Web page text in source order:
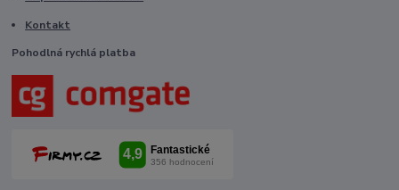
Kontakt
Pohodlná rychlá platba